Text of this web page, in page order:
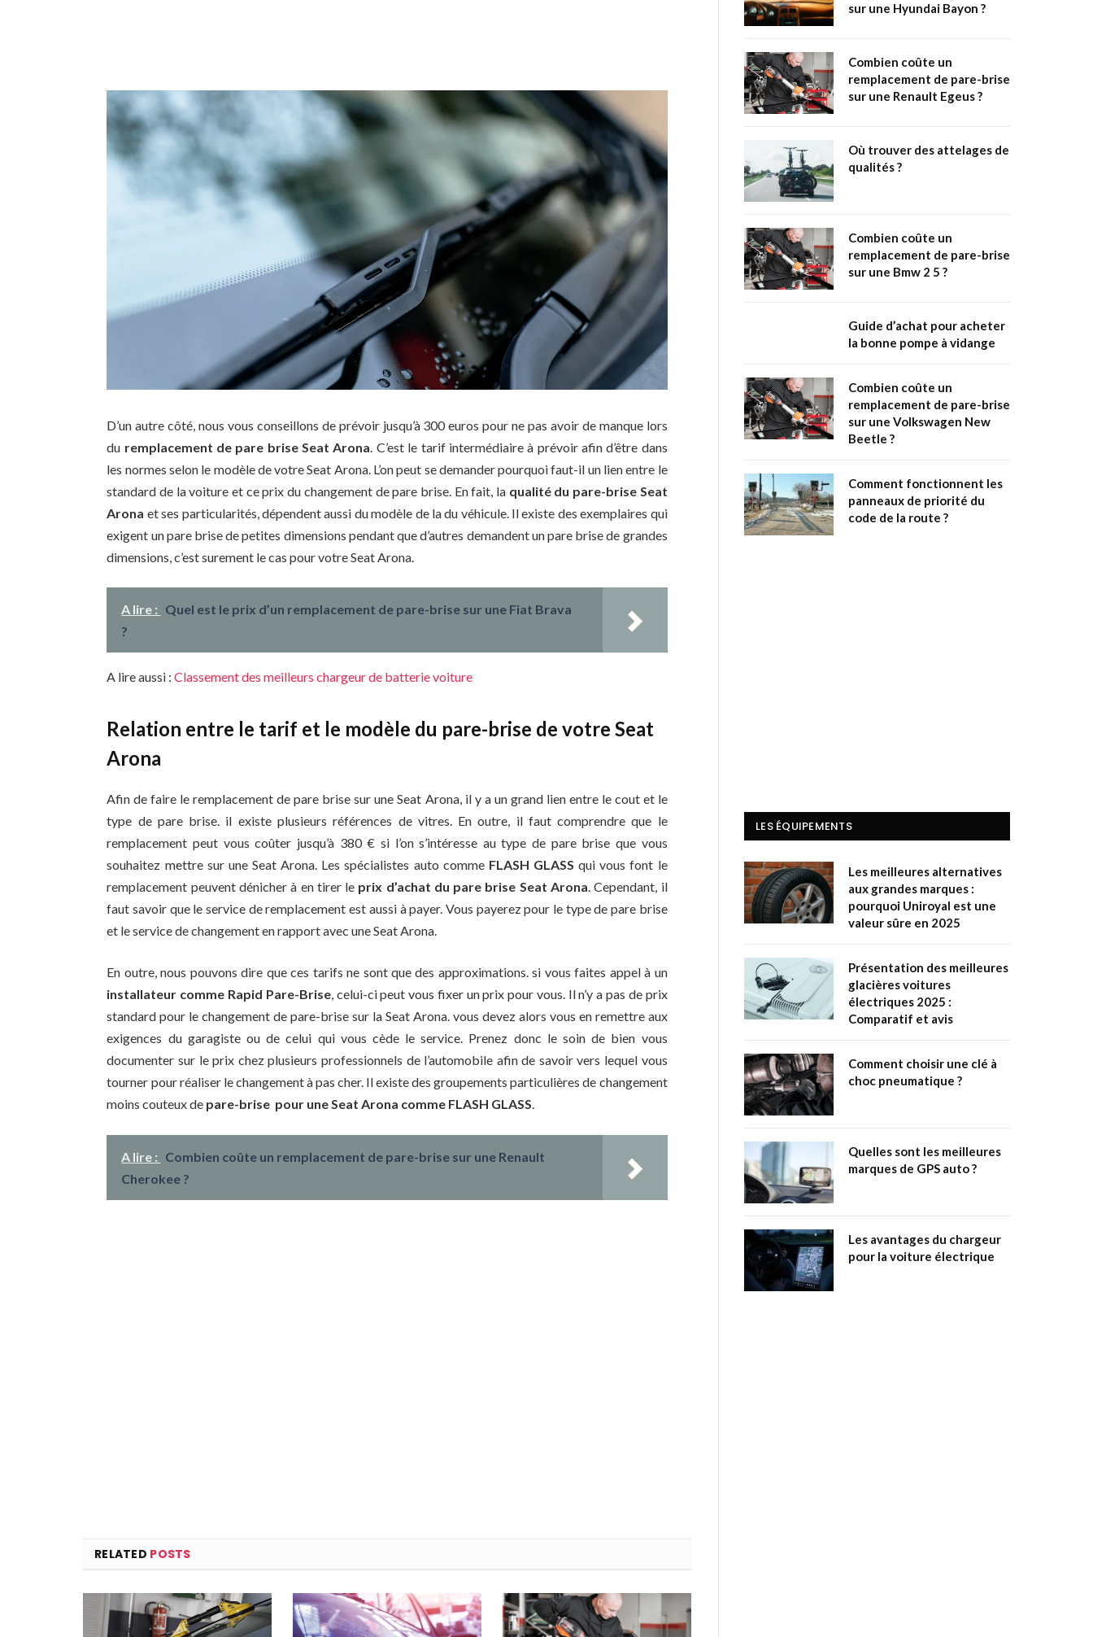
D’un autre côté, nous vous conseillons de prévoir jusqu’à 300 euros pour ne pas avoir de manque lors
du remplacement de pare brise Seat Arona. C’est le tarif intermédiaire à prévoir afin d’être dans
les normes selon le modèle de votre Seat Arona. L’on peut se demander pourquoi faut-il un lien entre le
standard de la voiture et ce prix du changement de pare brise. En fait, la qualité du pare-brise Seat
Arona et ses particularités, dépendent aussi du modèle de la du véhicule. Il existe des exemplaires qui
exigent un pare brise de petites dimensions pendant que d’autres demandent un pare brise de grandes
dimensions, c’est surement le cas pour votre Seat Arona.
A lire : Quel est le prix d’un remplacement de pare-brise sur une Fiat Brava
?
A lire aussi :Classement des meilleurs chargeur de batterie voiture
Relation entre le tarif et le modèle du pare-brise de votre Seat
Arona
Afin de faire le remplacement de pare brise sur une Seat Arona, il y a un grand lien entre le cout et le
type de pare brise. il existe plusieurs références de vitres. En outre, il faut comprendre que le
remplacement peut vous coûter jusqu’à 380 € si l’on s’intéresse au type de pare brise que vous
souhaitez mettre sur une Seat Arona. Les spécialistes auto comme FLASH GLASS qui vous font le
remplacement peuvent dénicher à en tirer le prix d’achat du pare brise Seat Arona. Cependant, il
faut savoir que le service de remplacement est aussi à payer. Vous payerez pour le type de pare brise
et le service de changement en rapport avec une Seat Arona.
En outre, nous pouvons dire que ces tarifs ne sont que des approximations. si vous faites appel à un
installateur comme Rapid Pare-Brise, celui-ci peut vous fixer un prix pour vous. Il n’y a pas de prix
standard pour le changement de pare-brise sur la Seat Arona. vous devez alors vous en remettre aux
exigences du garagiste ou de celui qui vous cède le service. Prenez donc le soin de bien vous
documenter sur le prix chez plusieurs professionnels de l’automobile afin de savoir vers lequel vous
tourner pour réaliser le changement à pas cher. Il existe des groupements particulières de changement
moins couteux de pare-brise pour une Seat Arona comme FLASH GLASS.
A lire : Combien coûte un remplacement de pare-brise sur une Renault
Cherokee ?
RELATED POSTS
sur une Hyundai Bayon ?
Combien coûte un
remplacement de pare-brise
sur une Renault Egeus ?
Où trouver des attelages de
qualités ?
Combien coûte un
remplacement de pare-brise
sur une Bmw 2 5 ?
Guide d’achat pour acheter
la bonne pompe à vidange
Combien coûte un
remplacement de pare-brise
sur une Volkswagen New
Beetle ?
Comment fonctionnent les
panneaux de priorité du
code de la route ?
LES ÉQUIPEMENTS
Les meilleures alternatives
aux grandes marques :
pourquoi Uniroyal est une
valeur sûre en 2025
Présentation des meilleures
glacières voitures
électriques 2025 :
Comparatif et avis
Comment choisir une clé à
choc pneumatique ?
Quelles sont les meilleures
marques de GPS auto ?
Les avantages du chargeur
pour la voiture électrique